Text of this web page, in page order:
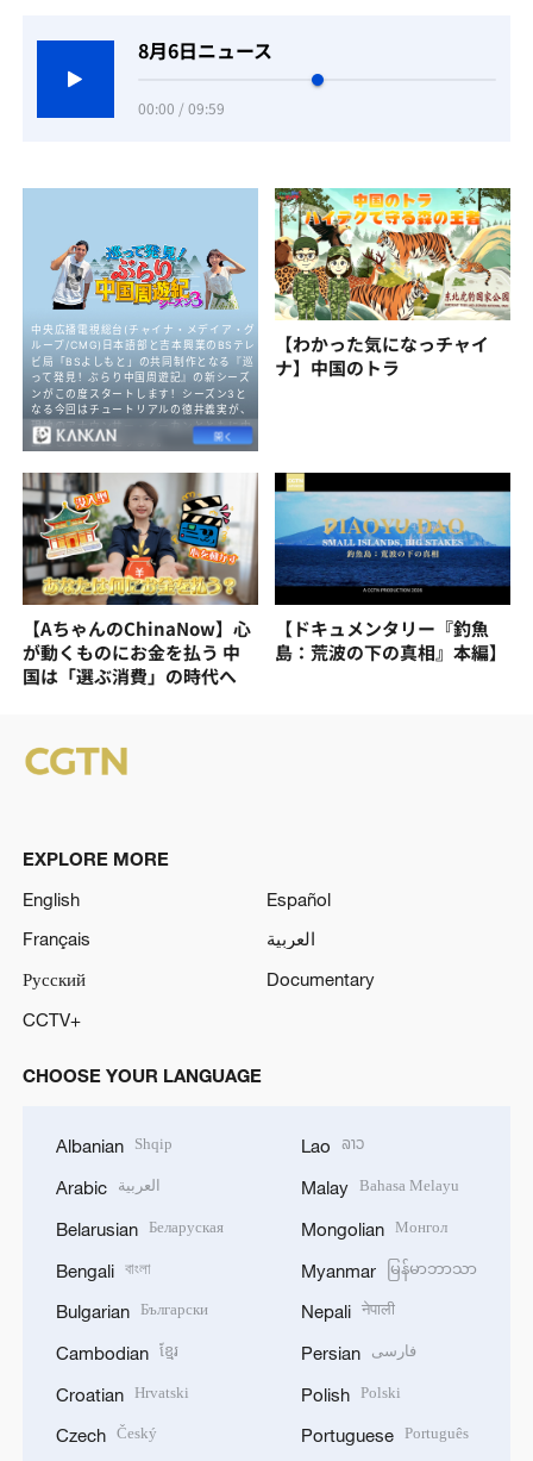
8月6日ニュース
00:00 / 09:59
【わかった気になっチャイ
ナ】中国のトラ
【AちゃんのChinaNow】心
が動くものにお金を払う 中
国は「選ぶ消費」の時代へ
【ドキュメンタリー『釣魚
島：荒波の下の真相』本編】
EXPLORE MORE
English
Español
Français
العربية
Русский
Documentary
CCTV+
CHOOSE YOUR LANGUAGE
Albanian Shqip
Arabic العربية
Belarusian Беларуская
Bengali বাংলা
Bulgarian Български
Cambodian ខ្មែរ
Croatian Hrvatski
Czech Český
Lao ລາວ
Malay Bahasa Melayu
Mongolian Монгол
Myanmar မြန်မာဘာသာ
Nepali नेपाली
Persian فارسی
Polish Polski
Portuguese Português